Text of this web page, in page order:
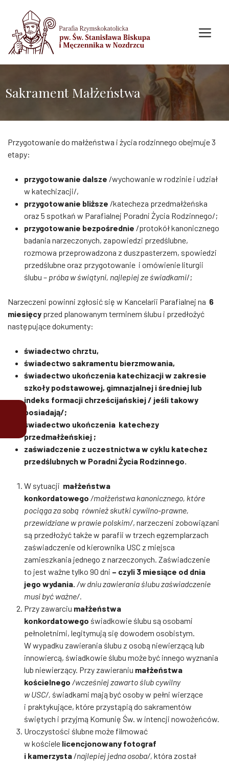
Sakrament Małżeństwa
Przygotowanie do małżeństwa i życia rodzinnego obejmuje 3
etapy:
przygotowanie dalsze /wychowanie w rodzinie i udział
w katechizacji/,
przygotowanie bliższe /katecheza przedmałżeńska
oraz 5 spotkań w Parafialnej Poradni Życia Rodzinnego/;
przygotowanie bezpośrednie /protokół kanonicznego
badania narzeczonych, zapowiedzi przedślubne,
rozmowa przeprowadzona z duszpasterzem, spowiedzi
przedślubne oraz przygotowanie i omówienie liturgii
ślubu – próba w świątyni, najlepiej ze świadkami/;
Narzeczeni powinni zgłosić się w Kancelarii Parafialnej na 6
miesięcy przed planowanym terminem ślubu i przedłożyć
następujące dokumenty:
świadectwo chrztu,
świadectwo sakramentu bierzmowania,
świadectwo ukończenia katechizacji w zakresie
szkoły podstawowej, gimnazjalnej i średniej lub
indeks formacji chrześcijańskiej / jeśli takowy
posiadają/;
świadectwo ukończenia katechezy
przedmałżeńskiej ;
zaświadczenie z uczestnictwa w cyklu katechez
przedślubnych w Poradni Życia Rodzinnego.
W sytuacji małżeństwa
konkordatowego /małżeństwa kanonicznego, które
pociąga za sobą również skutki cywilno-prawne,
przewidziane w prawie polskim/, narzeczeni zobowiązani
są przedłożyć także w parafii w trzech egzemplarzach
zaświadczenie od kierownika USC z miejsca
zamieszkania jednego z narzeczonych. Zaświadczenie
to jest ważne tylko 90 dni – czyli 3 miesiące od dnia
jego wydania. /w dniu zawierania ślubu zaświadczenie
musi być ważne/.
Przy zawarciu małżeństwa
konkordatowego świadkowie ślubu są osobami
pełnoletnimi, legitymują się dowodem osobistym.
W wypadku zawierania ślubu z osobą niewierzącą lub
innowiercą, świadkowie ślubu może być innego wyznania
lub niewierzący. Przy zawieraniu małżeństwa
kościelnego /wcześniej zawarto ślub cywilny
w USC/, świadkami mają być osoby w pełni wierzące
i praktykujące, które przystąpią do sakramentów
świętych i przyjmą Komunię Św. w intencji nowożeńców.
Uroczystości ślubne może filmować
w kościele licencjonowany fotograf
i kamerzysta /najlepiej jedna osoba/, która został